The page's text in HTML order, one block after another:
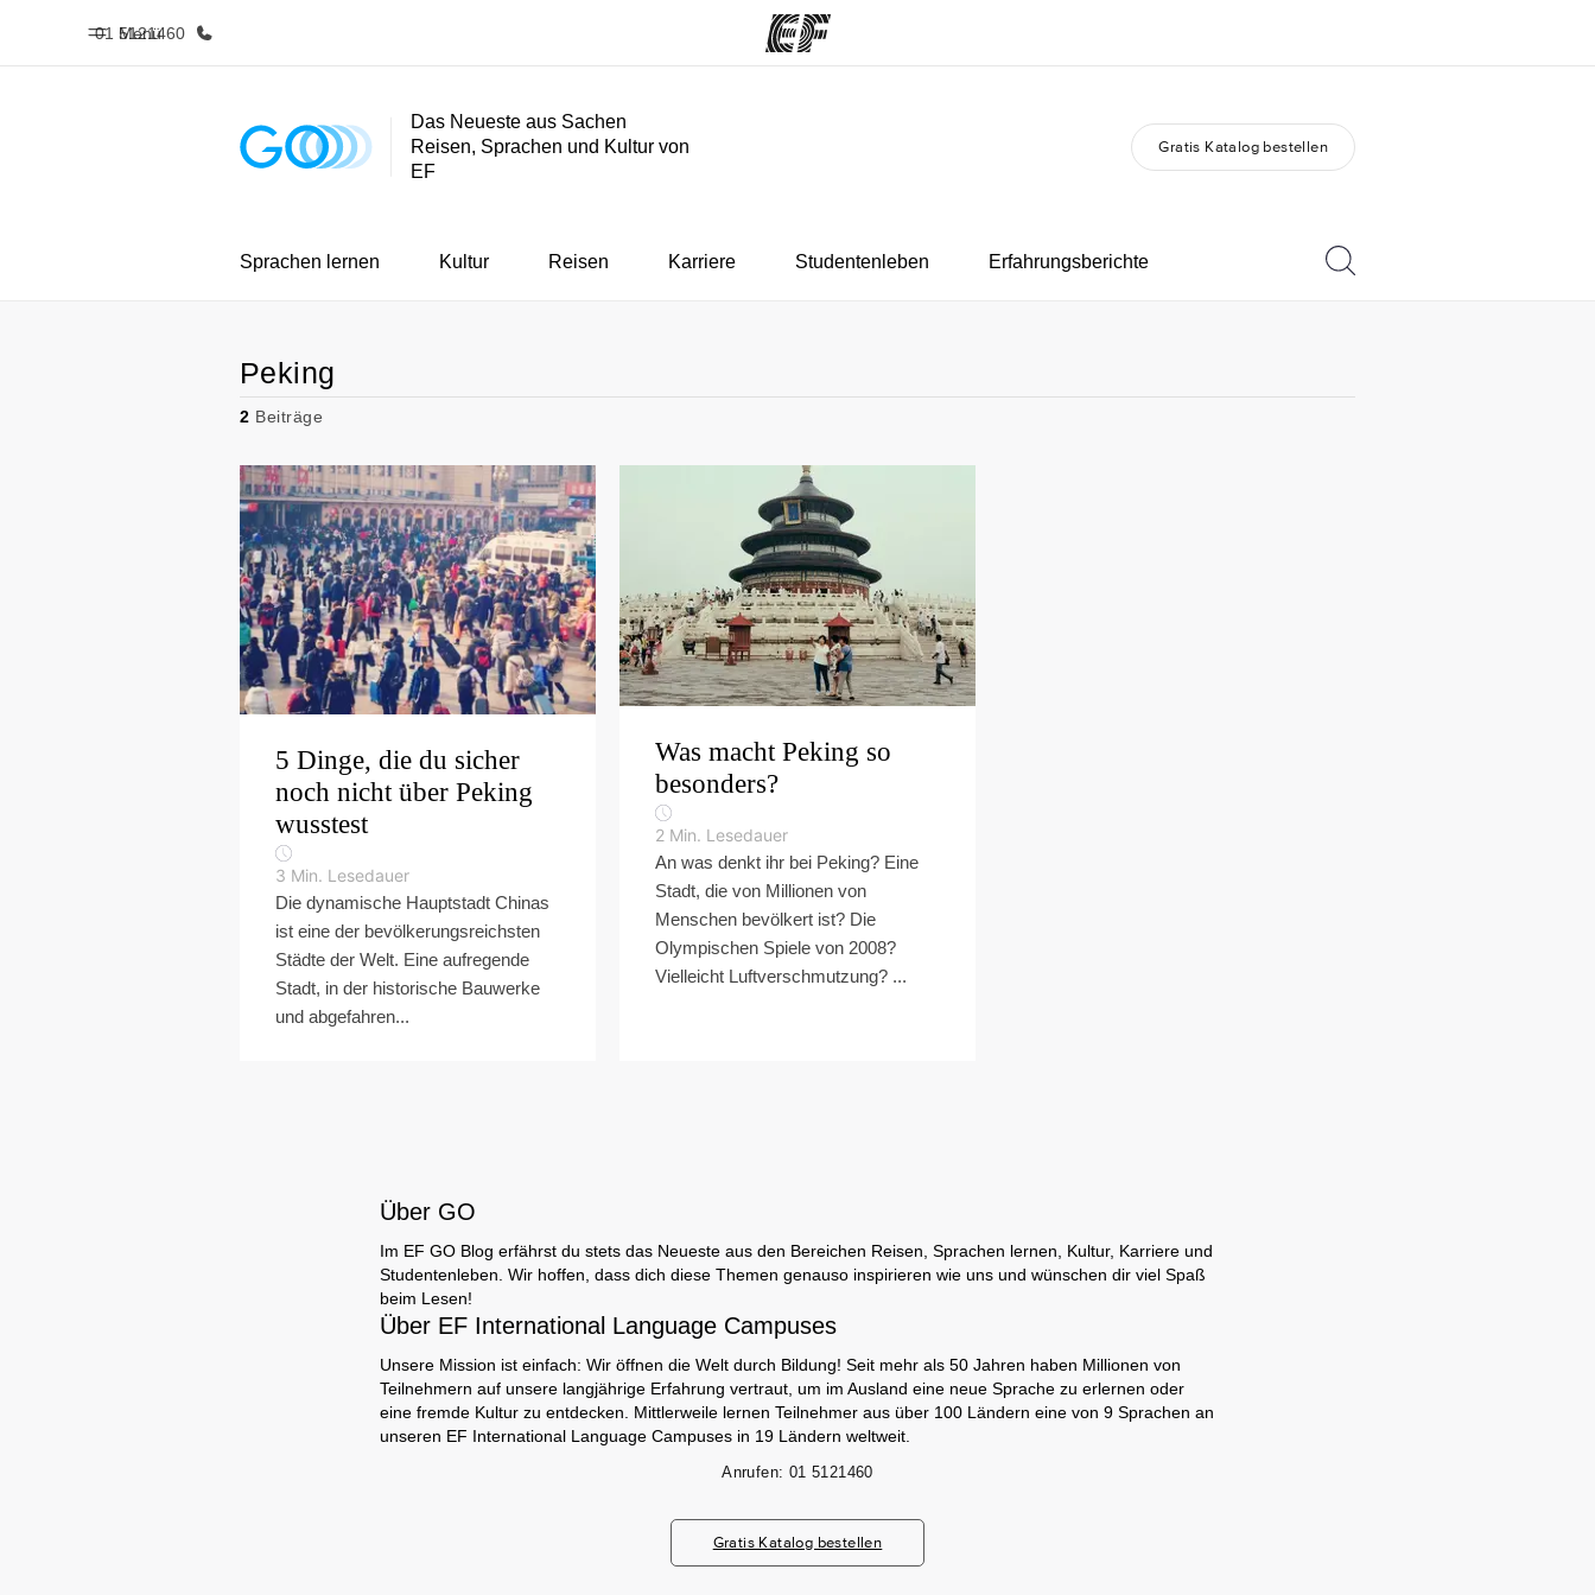
Menü
01 5121460
Home Programme
Alle Programme ansehen
Karriere
Das Neueste aus Sachen
Reisen, Sprachen und Kultur von
EF
Gratis Katalog bestellen
Sprachen lernen Kultur Reisen Karriere Studentenleben Erfahrungsberichte
Peking
2 Beiträge
5 Dinge, die du sicher
noch nicht über Peking
wusstest
3 Min. Lesedauer
Die dynamische Hauptstadt Chinas
ist eine der bevölkerungsreichsten
Städte der Welt. Eine aufregende
Stadt, in der historische Bauwerke
und abgefahren...
Was macht Peking so
besonders?
2 Min. Lesedauer
An was denkt ihr bei Peking? Eine
Stadt, die von Millionen von
Menschen bevölkert ist? Die
Olympischen Spiele von 2008?
Vielleicht Luftverschmutzung? ...
Über GO
Im EF GO Blog erfährst du stets das Neueste aus den Bereichen Reisen, Sprachen lernen, Kultur, Karriere und
Studentenleben. Wir hoffen, dass dich diese Themen genauso inspirieren wie uns und wünschen dir viel Spaß
beim Lesen!
Über EF International Language Campuses
Unsere Mission ist einfach: Wir öffnen die Welt durch Bildung! Seit mehr als 50 Jahren haben Millionen von
Teilnehmern auf unsere langjährige Erfahrung vertraut, um im Ausland eine neue Sprache zu erlernen oder
eine fremde Kultur zu entdecken. Mittlerweile lernen Teilnehmer aus über 100 Ländern eine von 9 Sprachen an
unseren EF International Language Campuses in 19 Ländern weltweit.
Anrufen: 01 5121460
Gratis Katalog bestellen